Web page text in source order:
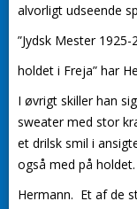
alvorligt udseende
”Jydsk Mester
holdet i Freja” har
I øvrigt skiller han
sweater med stor
et drilsk smil i
også med på holdet.
Hermann. Et af de